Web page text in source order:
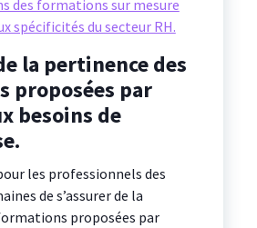
des formations sur mesure
spécificités du secteur RH.
la pertinence des
proposées par
besoins de
les professionnels des
de s’assurer de la
proposées par